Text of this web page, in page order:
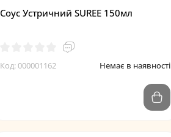
Соус Устричний SUREE 150мл
Код: 000001162 Немає в наявності